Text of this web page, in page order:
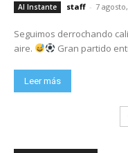
Al Instante staff - 7
Seguimos derrochando
aire.
Gran partido
Leer más